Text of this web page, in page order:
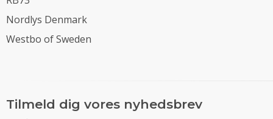
Nordlys Denmark
Westbo of Sweden
Tilmeld dig vores nyhedsbrev